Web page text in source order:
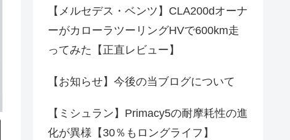
【メルセデス・ベンツ】CLA200dオーナ
ーがカローラツーリングHVで600km走
ってみた【正直レビュー】
【お知らせ】今後の当ブログについて
【ミシュラン】Primacy5の耐摩耗性の進
化が異様【30％もロングライフ】